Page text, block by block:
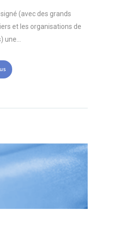
signé (avec des grands
et les organisations de